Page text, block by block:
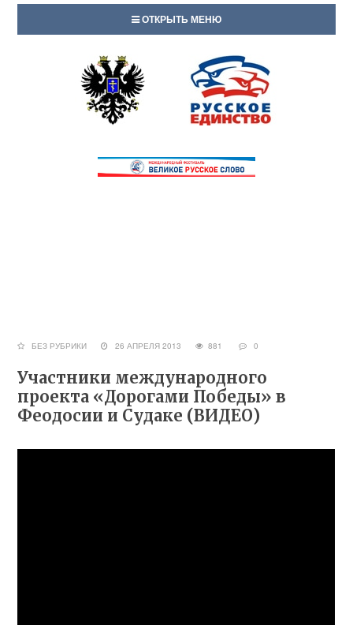
ОТКРЫТЬ МЕНЮ
БЕЗ РУБРИКИ 26 АПРЕЛЯ 2013 881 0
Участники международного
проекта «Дорогами Победы» в
Феодосии и Судаке (ВИДЕО)